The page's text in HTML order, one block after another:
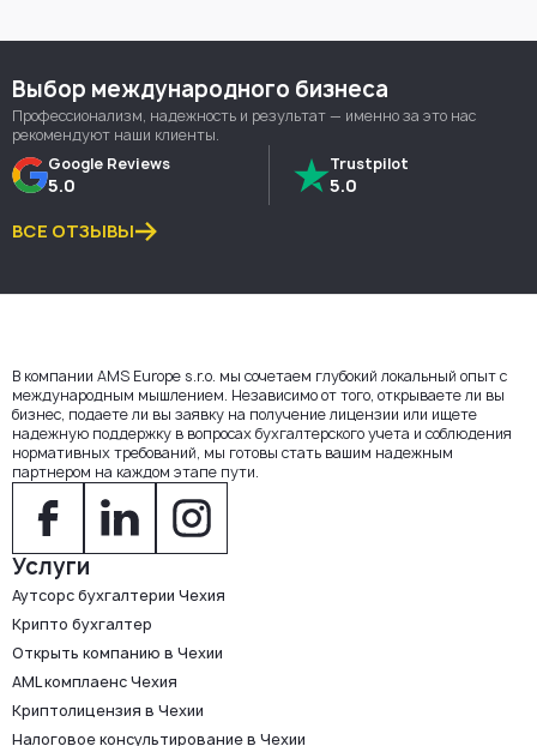
Выбор международного бизнеса
Профессионализм, надежность и результат — именно за это нас
рекомендуют наши клиенты.
Google Reviews
5.0
Trustpilot
5.0
ВСЕ ОТЗЫВЫ
В компании AMS Europe s.r.o. мы сочетаем глубокий локальный опыт с
международным мышлением. Независимо от того, открываете ли вы
бизнес, подаете ли вы заявку на получение лицензии или ищете
надежную поддержку в вопросах бухгалтерского учета и соблюдения
нормативных требований, мы готовы стать вашим надежным
партнером на каждом этапе пути.
Услуги
Аутсорс бухгалтерии Чехия
Крипто бухгалтер
Открыть компанию в Чехии
AML комплаенс Чехия
Криптолицензия в Чехии
Налоговое консультирование в Чехии